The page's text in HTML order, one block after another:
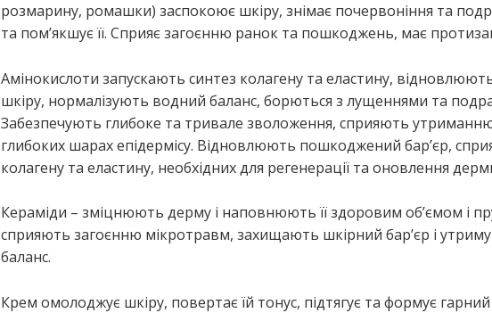
розмарину, ромашки) заспокоює шкіру, знімає почервоніння та
та пом’якшує її. Сприяє загоєнню ранок та пошкоджень, має
Амінокислоти запускають синтез колагену та еластину,
шкіру, нормалізують водний баланс, борються з лущеннями та
Забезпечують глибоке та тривале зволоження, сприяють
глибоких шарах епідермісу. Відновлюють пошкоджений бар’єр,
колагену та еластину, необхідних для регенерації та оновлення
Кераміди – зміцнюють дерму і наповнюють її здоровим об’ємом і
сприяють загоєнню мікротравм, захищають шкірний бар’єр і
баланс.
Крем омолоджує шкіру, повертає їй тонус, підтягує та формує гарний